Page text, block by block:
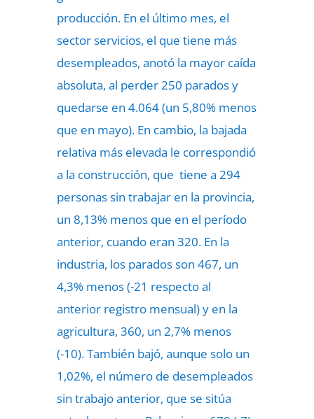
producción. En el último mes, el
sector servicios, el que tiene más
desempleados, anotó la mayor caída
absoluta, al perder 250 parados y
quedarse en 4.064 (un 5,80% menos
que en mayo). En cambio, la bajada
relativa más elevada le correspondió
a la construcción, que tiene a 294
personas sin trabajar en la provincia,
un 8,13% menos que en el período
anterior, cuando eran 320. En la
industria, los parados son 467, un
4,3% menos (-21 respecto al
anterior registro mensual) y en la
agricultura, 360, un 2,7% menos
(-10). También bajó, aunque solo un
1,02%, el número de desempleados
sin trabajo anterior, que se sitúa